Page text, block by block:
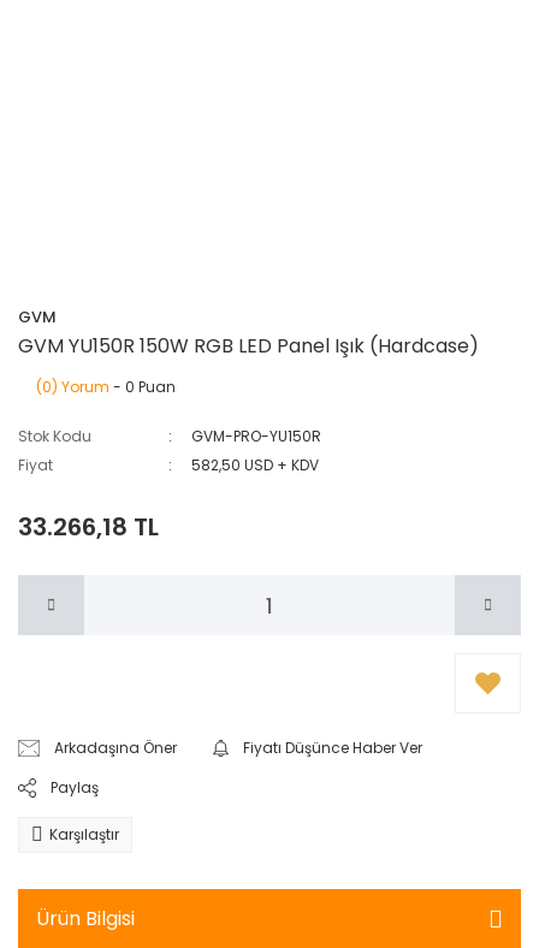
GVM
GVM YU150R 150W RGB LED Panel Işık (Hardcase)
(0) Yorum - 0 Puan
Stok Kodu
GVM-PRO-YU150R
Fiyat
582,50 USD + KDV
33.266,18 TL
Arkadaşına Öner
Fiyatı Düşünce Haber Ver
Paylaş
Karşılaştır
Ürün Bilgisi